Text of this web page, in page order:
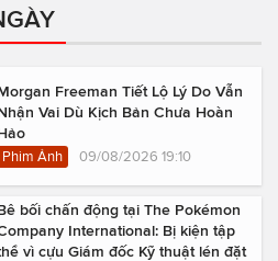
Freeman Tiết Lộ Lý Do Vẫn
Vai Dù Kịch Bản Chưa Hoàn
Phim Ảnh 09/08/2026 19:10
bối chấn động tại The Pokémon
International: Bị kiện tập
vì cựu Giám đốc Kỹ thuật lén đặt